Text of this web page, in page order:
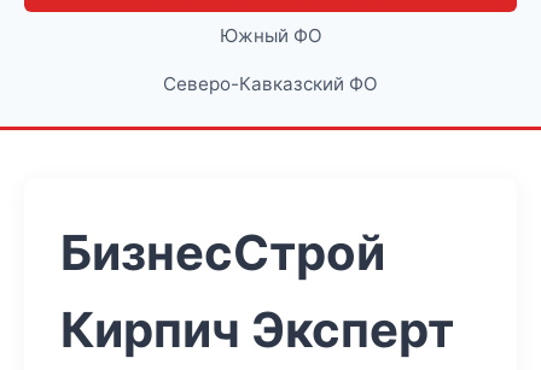
Южный ФО
Северо-Кавказский ФО
БизнесСтрой
Кирпич Эксперт